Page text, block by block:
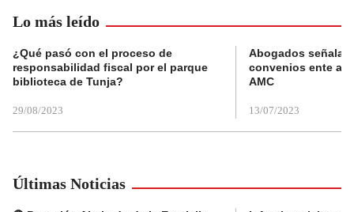
Lo más leído
¿Qué pasó con el proceso de
responsabilidad fiscal por el parque
biblioteca de Tunja?
29/08/2023
Abogados
convenios ente
AMC
13/07/2023
Últimas Noticias